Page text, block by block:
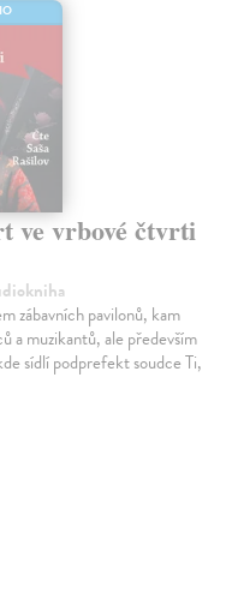
ve vrbové čtvrti
zábavních pavilonů, kam
a muzikantů, ale především
sídlí podprefekt soudce Ti,